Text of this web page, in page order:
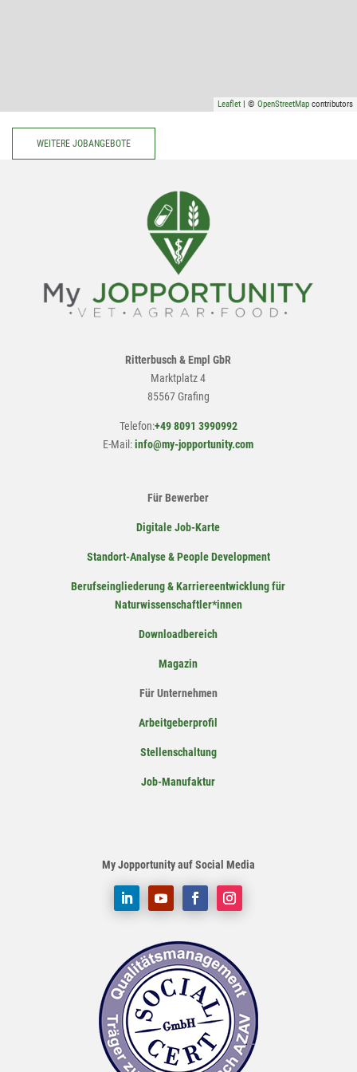
Leaflet | © OpenStreetMap contributors
WEITERE JOBANGEBOTE
Ritterbusch & Empl GbR
Marktplatz 4
85567 Grafing
Telefon:+49 8091 3990992
E-Mail:info@my-jopportunity.com
Für Bewerber
Digitale Job-Karte
Standort-Analyse & People Development
Berufseingliederung & Karriereentwicklung für
Naturwissenschaftler*innen
Downloadbereich
Magazin
Für Unternehmen
Arbeitgeberprofil
Stellenschaltung
Job-Manufaktur
My Jopportunity auf Social Media